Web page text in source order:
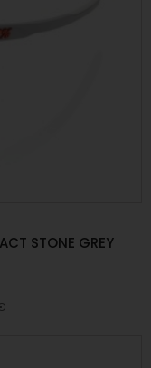
STONE GREY